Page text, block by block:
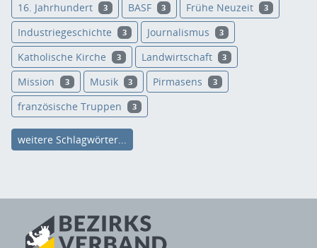
16. Jahrhundert 3 BASF 3 Frühe Neuzeit 3
Industriegeschichte 3 Journalismus 3
Katholische Kirche 3 Landwirtschaft 3
Mission 3 Musik 3 Pirmasens 3
französische Truppen 3
weitere Schlagwörter...